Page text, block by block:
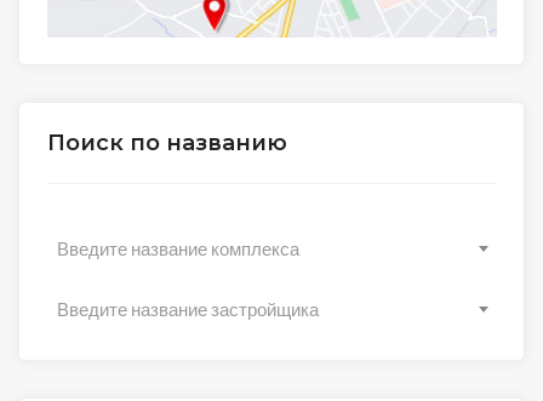
Поиск по названию
Введите название комплекса
Введите название застройщика